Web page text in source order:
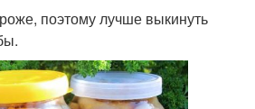
поэтому лучше выкинуть